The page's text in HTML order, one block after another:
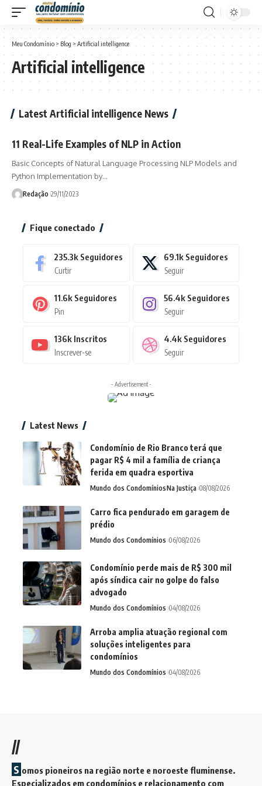
Meu Condomínio > Blog > Artificial intelligence
Artificial intelligence
Latest Artificial intelligence News
11 Real-Life Examples of NLP in Action
Basic Concepts of Natural Language Processing NLP Models and
Python Implementation by…
Redação 29/11/2023
Fique conectado
235.3k Seguidores
Curtir
69.1k Seguidores
Seguir
11.6k Seguidores
Pin
56.4k Seguidores
Seguir
136k Inscritos
Inscrever-se
4.4k Seguidores
Seguir
- Advertisement -
Latest News
Condomínio de Rio Branco terá que
pagar R$ 4 mil a família de criança
ferida em quadra esportiva
Mundo dos CondomíniosNa Justiça 08/08/2026
Carro fica pendurado em garagem de
prédio
Mundo dos Condomínios 06/08/2026
Condomínio perde mais de R$ 300 mil
após síndica cair no golpe do falso
advogado
Mundo dos Condomínios 04/08/2026
Arroba amplia atuação regional com
soluções inteligentes para
condomínios
Mundo dos Condomínios 04/08/2026
//
S omos pioneiros na região norte e noroeste fluminense.
Especializados em condomínios e relacionamento com